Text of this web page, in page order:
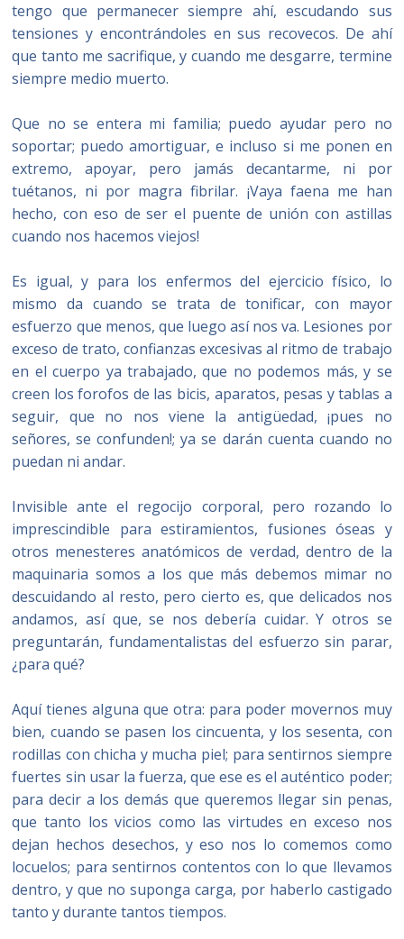
tengo que permanecer siempre ahí, escudando sus
tensiones y encontrándoles en sus recovecos. De ahí
que tanto me sacrifique, y cuando me desgarre, termine
siempre medio muerto.
Que no se entera mi familia; puedo ayudar pero no
soportar; puedo amortiguar, e incluso si me ponen en
extremo, apoyar, pero jamás decantarme, ni por
tuétanos, ni por magra fibrilar. ¡Vaya faena me han
hecho, con eso de ser el puente de unión con astillas
cuando nos hacemos viejos!
Es igual, y para los enfermos del ejercicio físico, lo
mismo da cuando se trata de tonificar, con mayor
esfuerzo que menos, que luego así nos va. Lesiones por
exceso de trato, confianzas excesivas al ritmo de trabajo
en el cuerpo ya trabajado, que no podemos más, y se
creen los forofos de las bicis, aparatos, pesas y tablas a
seguir, que no nos viene la antigüedad, ¡pues no
señores, se confunden!; ya se darán cuenta cuando no
puedan ni andar.
Invisible ante el regocijo corporal, pero rozando lo
imprescindible para estiramientos, fusiones óseas y
otros menesteres anatómicos de verdad, dentro de la
maquinaria somos a los que más debemos mimar no
descuidando al resto, pero cierto es, que delicados nos
andamos, así que, se nos debería cuidar. Y otros se
preguntarán, fundamentalistas del esfuerzo sin parar,
¿para qué?
Aquí tienes alguna que otra: para poder movernos muy
bien, cuando se pasen los cincuenta, y los sesenta, con
rodillas con chicha y mucha piel; para sentirnos siempre
fuertes sin usar la fuerza, que ese es el auténtico poder;
para decir a los demás que queremos llegar sin penas,
que tanto los vicios como las virtudes en exceso nos
dejan hechos desechos, y eso nos lo comemos como
locuelos; para sentirnos contentos con lo que llevamos
dentro, y que no suponga carga, por haberlo castigado
tanto y durante tantos tiempos.